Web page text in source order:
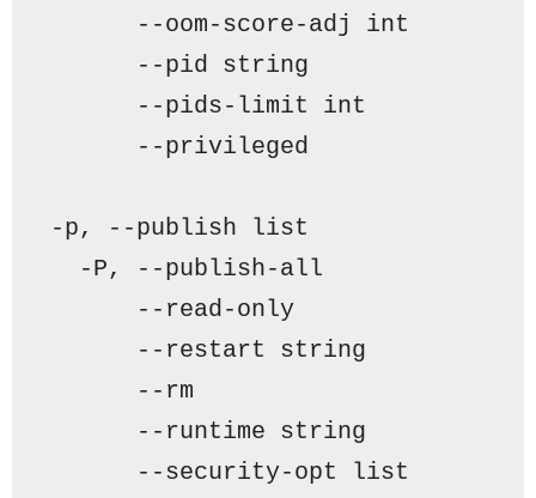
--oom-score-adj int
--pid string
--pids-limit int
--privileged
-p, --publish list
-P, --publish-all
--read-only
--restart string
--rm
--runtime string
--security-opt list